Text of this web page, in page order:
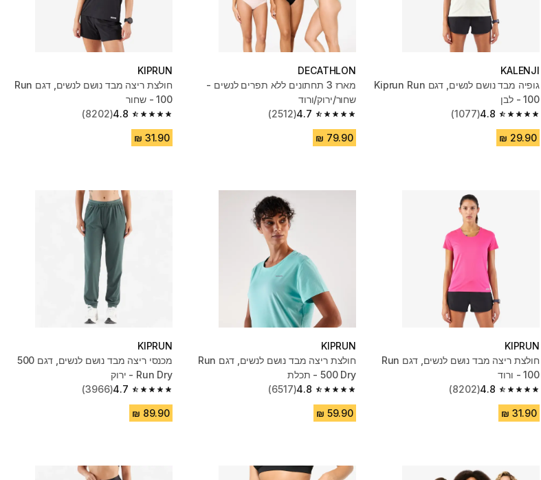
KALENJI
גופיה מבד נושם לנשים, דגם Kiprun Run
100 - לבן
4.8
4.8 out of 5 stars from 1077 reviews
(1077)
DECATHLON
מארז 3 תחתונים ללא תפרים לנשים -
שחור/ירוק/ורוד
4.7
4.7 out of 5 stars from 2512 reviews
(2512)
KIPRUN
חולצת ריצה מבד נושם לנשים, דגם Run
100 - שחור
4.8
4.8 out of 5 stars from 8202 reviews
(8202)
KIPRUN
חולצת ריצה מבד נושם לנשים, דגם Run
100 - ורוד
4.8
4.8 out of 5 stars from 8202 reviews
(8202)
KIPRUN
חולצת ריצה מבד נושם לנשים, דגם Run
500 Dry - תכלת
4.8
4.8 out of 5 stars from 6517 reviews
(6517)
KIPRUN
מכנסי ריצה מבד נושם לנשים, דגם 500
Run Dry - ירוק
4.7
4.7 out of 5 stars from 3966 reviews
(3966)